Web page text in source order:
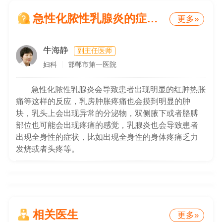
急性化脓性乳腺炎的症状有哪些 更多»
牛海静
副主任医师
妇科
邯郸市第一医院
急性化脓性乳腺炎会导致患者出现明显的红肿热胀
痛等这样的反应，乳房肿胀疼痛也会摸到明显的肿
块，乳头上会出现异常的分泌物，双侧腋下或者胳膊
部位也可能会出现疼痛的感觉，乳腺炎也会导致患者
出现全身性的症状，比如出现全身性的身体疼痛乏力
发烧或者头疼等。
相关医生 更多»